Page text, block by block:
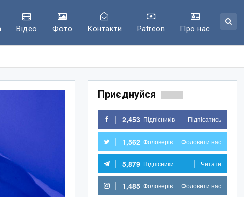
Відео Фото Контакти Patreon Про нас
Приєднуйся
2,453 Підпісників Підпісатись
1,562 Фоловерів Фоловити нас
5,879 Підпісники Читати
1,485 Фоловерів Фоловити нас